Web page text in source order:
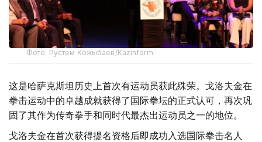
Фото: Рустем Кожыбаев/Kazinform
这是哈萨克斯坦历史上首次有运动员获此殊荣。戈洛夫金在
拳击运动中的卓越成就获得了国际拳坛的正式认可，再次巩
固了其作为传奇拳手和同时代最杰出运动员之一的地位。
戈洛夫金在首次获得提名资格后即成功入选国际拳击名人